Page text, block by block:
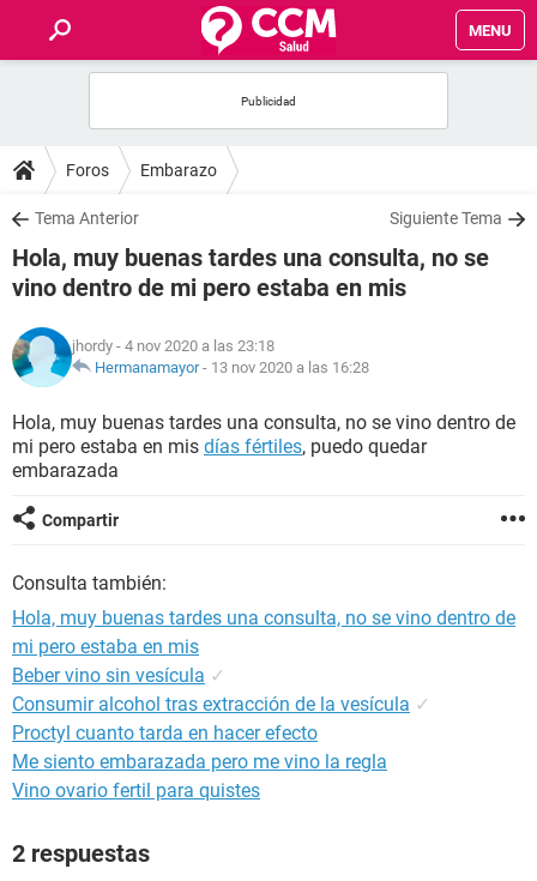
MENU
FOROS
SALUD
FAMILIA
NUTRICIÓN
SEXUALIDAD
GLOSARIO
Foros Embarazo
Tema Anterior Siguiente Tema
Hola, muy buenas tardes una consulta, no se
vino dentro de mi pero estaba en mis
jhordy - 4 nov 2020 a las 23:18
Hermanamayor- 13 nov 2020 a las 16:28
Hola, muy buenas tardes una consulta, no se vino dentro de
mi pero estaba en mis días fértiles, puedo quedar
embarazada
Compartir
Consulta también:
Hola, muy buenas tardes una consulta, no se vino dentro de
mi pero estaba en mis
Beber vino sin vesícula ✓
Consumir alcohol tras extracción de la vesícula ✓
Proctyl cuanto tarda en hacer efecto
Me siento embarazada pero me vino la regla
Vino ovario fertil para quistes
2 respuestas